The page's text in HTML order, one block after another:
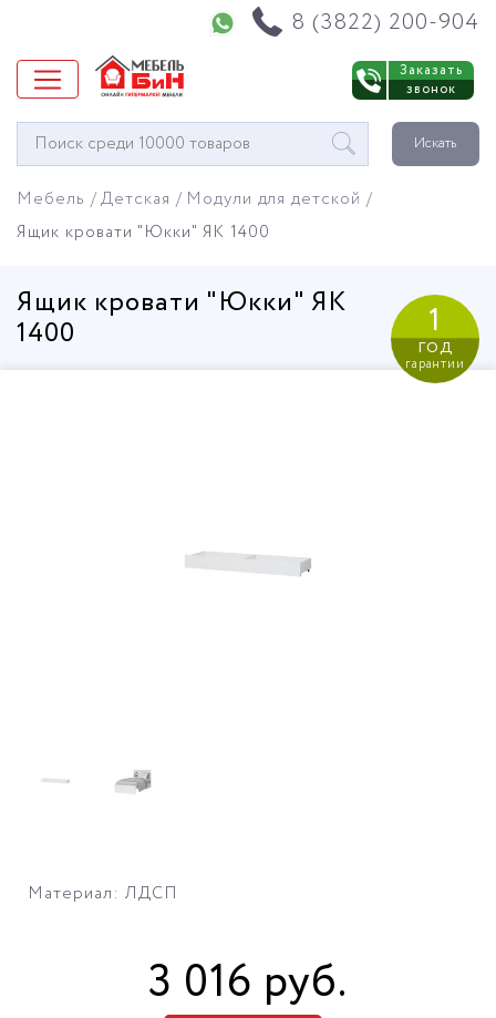
8 (3822) 200-904
Заказать
звонок
Окно
поиска
Искать
Мебель Детская
Модули для детской
Ящик кровати "Юкки" ЯК 1400
Ящик кровати "Юкки" ЯК
1400
1
год
гарантии
Материал: ЛДСП
3 016 руб.